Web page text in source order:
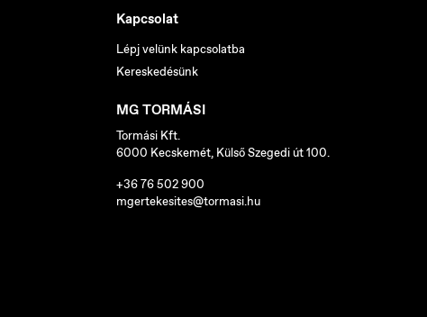
Kapcsolat
Lépj velünk kapcsolatba
Kereskedésünk
MG TORMÁSI
Tormási Kft.
6000 Kecskemét, Külső Szegedi út 100.
+36 76 502 900
mgertekesites@tormasi.hu